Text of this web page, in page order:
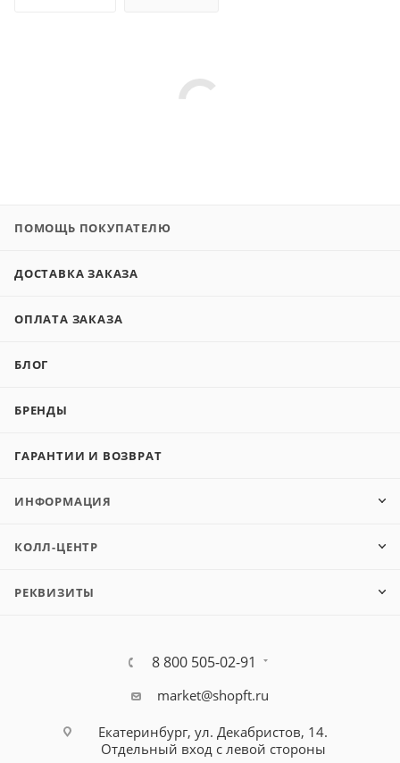
ПОМОЩЬ ПОКУПАТЕЛЮ
ДОСТАВКА ЗАКАЗА
ОПЛАТА ЗАКАЗА
БЛОГ
БРЕНДЫ
ГАРАНТИИ И ВОЗВРАТ
ИНФОРМАЦИЯ
КОЛЛ-ЦЕНТР
РЕКВИЗИТЫ
8 800 505-02-91
market@shopft.ru
Екатеринбург, ул. Декабристов, 14.
Отдельный вход с левой стороны